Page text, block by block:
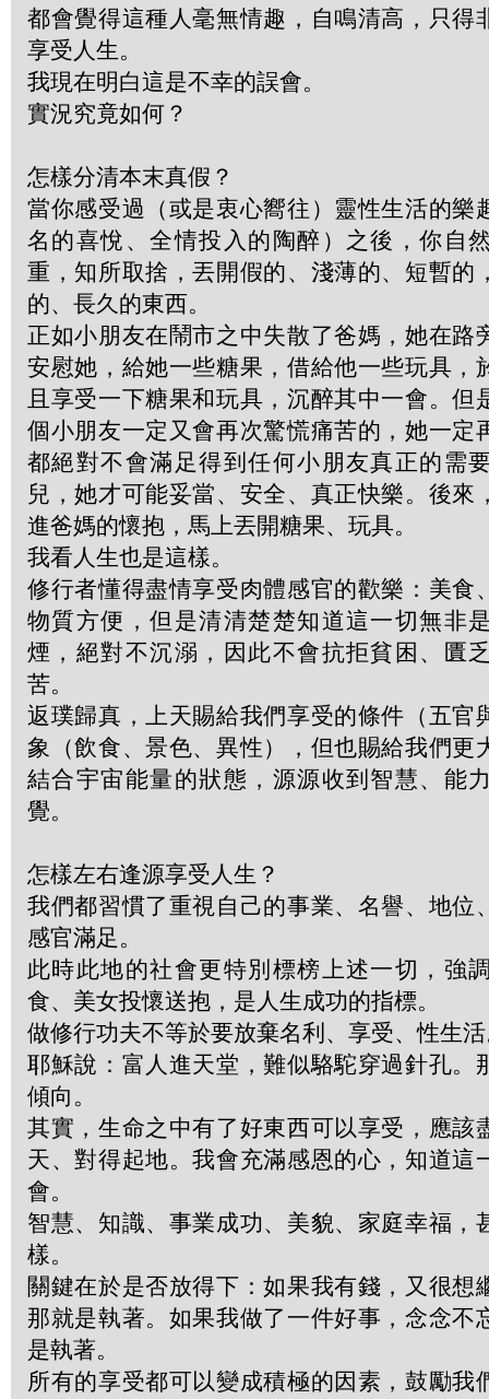
都會覺得這種人毫無情趣，自鳴清高，只得
享受人生。
我現在明白這是不幸的誤會。
實況究竟如何？
怎樣分清本末真假？
當你感受過（或是衷心嚮往）靈性生活的樂
名的喜悅、全情投入的陶醉）之後，你自
重，知所取捨，丟開假的、淺薄的、短暫的
的、長久的東西。
正如小朋友在鬧市之中失散了爸媽，她在路
安慰她，給她一些糖果，借給他一些玩具，
且享受一下糖果和玩具，沉醉其中一會。但
個小朋友一定又會再次驚慌痛苦的，她一定
都絕對不會滿足得到任何小朋友真正的需
兒，她才可能妥當、安全、真正快樂。後來
進爸媽的懷抱，馬上丟開糖果、玩具。
我看人生也是這樣。
修行者懂得盡情享受肉體感官的歡樂：美食
物質方便，但是清清楚楚知道這一切無非
煙，絕對不沉溺，因此不會抗拒貧困、匱
苦。
返璞歸真，上天賜給我們享受的條件（五官
象（飲食、景色、異性），但也賜給我們更
結合宇宙能量的狀態，源源收到智慧、能
覺。
怎樣左右逢源享受人生？
我們都習慣了重視自己的事業、名譽、地位
感官滿足。
此時此地的社會更特別標榜上述一切，強
食、美女投懷送抱，是人生成功的指標。
做修行功夫不等於要放棄名利、享受、性生
耶穌說：富人進天堂，難似駱駝穿過針孔。
傾向。
其實，生命之中有了好東西可以享受，應該
天、對得起地。我會充滿感恩的心，知道這
會。
智慧、知識、事業成功、美貌、家庭幸福，
樣。
關鍵在於是否放得下：如果我有錢，又很想
那就是執著。如果我做了一件好事，念念不
是執著。
所有的享受都可以變成積極的因素，鼓勵我